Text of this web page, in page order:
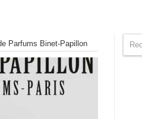
Parfums Binet-Papillon